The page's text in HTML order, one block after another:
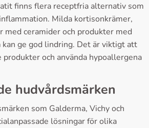
finns flera receptfria alternativ som
Milda kortisonkrämer,
med ceramider och produkter med
ge god lindring. Det är viktigt att
produkter och använda hypoallergena
hudvårdsmärken
som Galderma, Vichy och
lösningar för olika